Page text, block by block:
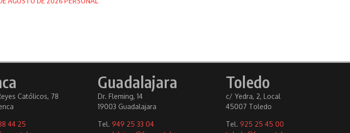
Católicos, 78
44 25
Guadalajara
Dr. Fleming, 14
19003 Guadalajara
Tel. 949 25 33 04
Toledo
c/ Yedra, 2, Local
45007 Toledo
Tel. 925 25 45 00